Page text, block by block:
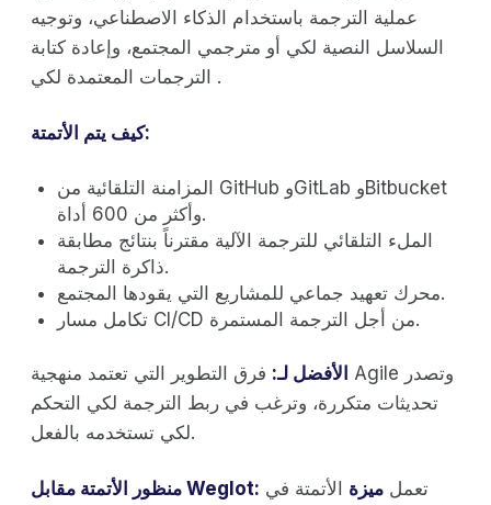
عملية الترجمة باستخدام الذكاء الاصطناعي، وتوجيه
السلاسل النصية لكي أو مترجمي المجتمع، وإعادة كتابة
الترجمات المعتمدة لكي .
كيف يتم الأتمتة:
المزامنة التلقائية من GitHub وGitLab وBitbucket
وأكثر من 600 أداة.
الملء التلقائي للترجمة الآلية مقترناً بنتائج مطابقة
ذاكرة الترجمة.
محرك تعهيد جماعي للمشاريع التي يقودها المجتمع.
تكامل مسار CI/CD من أجل الترجمة المستمرة.
الأفضل لـ: فرق التطوير التي تعتمد منهجية Agile وتصدر
تحديثات متكررة، وترغب في ربط الترجمة لكي التحكم
لكي تستخدمه بالفعل.
منظور الأتمتة مقابل Weglot: تعمل ميزة الأتمتة في